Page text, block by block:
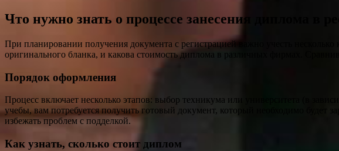
Что нужно знать о процессе занесения диплома в
При планировании получения документа с регистрацией важно учесть
оригинального бланка, и какова стоимость диплома в различных фирмах.
Порядок оформления
Процесс включает несколько этапов: выбор техникума или университета (в
учебы, вам потребуется получить готовый документ, который необходимо будет
избежать проблем с подделкой.
Как узнать, сколько стоит диплом